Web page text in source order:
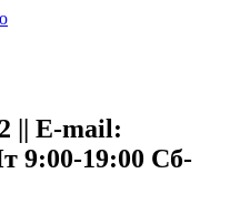
|| E-mail:
9:00-19:00 Сб-